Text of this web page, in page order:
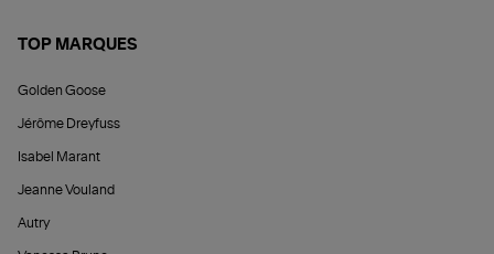
TOP MARQUES
Golden Goose
Jérôme Dreyfuss
Isabel Marant
Jeanne Vouland
Autry